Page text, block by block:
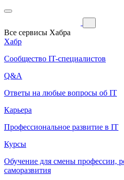
Все сервисы Хабра
Хабр
Сообщество IT-специалистов
Q&A
Ответы на любые вопросы об IT
Карьера
Профессиональное развитие в IT
Курсы
Обучение для смены профессии,
саморазвития